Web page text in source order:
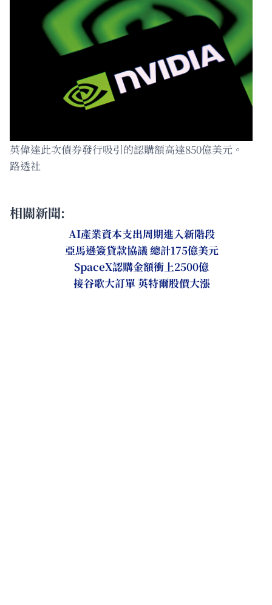
英偉達此次債券發行吸引的認購額高達850億美元。
路透社
相關新聞:
AI產業資本支出周期進入新階段
亞馬遜簽貸款協議 總計175億美元
SpaceX認購金額衝上2500億
接谷歌大訂單 英特爾股價大漲